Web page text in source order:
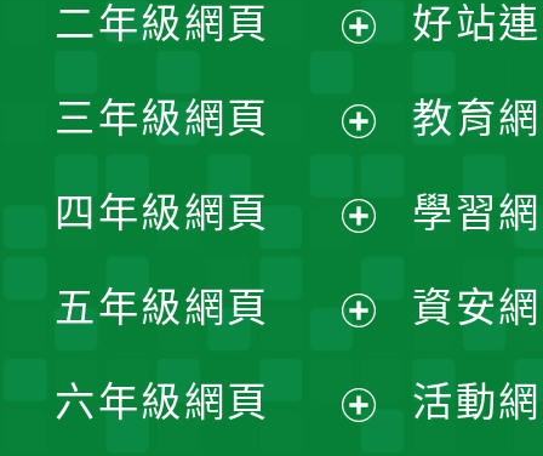
開
選
單
二年級網頁
開
選
單
三年級網頁
開
選
單
四年級網頁
開
選
五年級網頁
開
六年級網頁
好站
教育
學習
資安
活動